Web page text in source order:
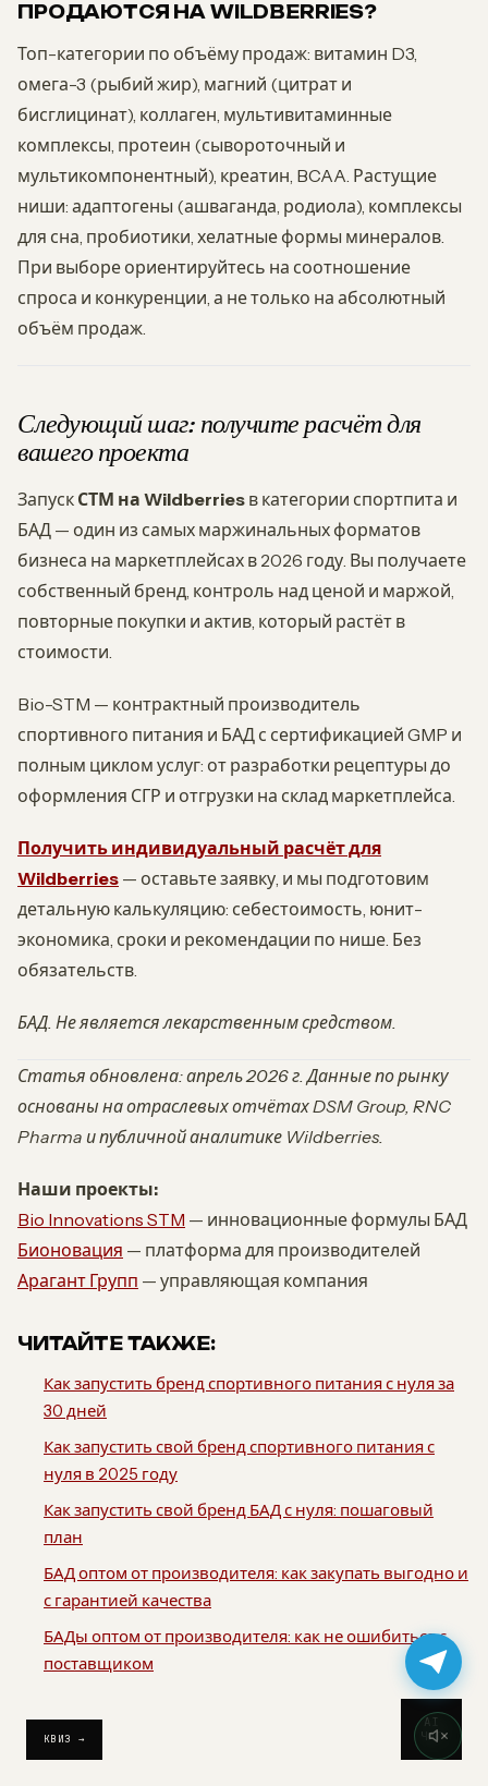
ПРОДАЮТСЯ НА WILDBERRIES?
Топ-категории по объёму продаж: витамин D3,
омега-3 (рыбий жир), магний (цитрат и
бисглицинат), коллаген, мультивитаминные
комплексы, протеин (сывороточный и
мультикомпонентный), креатин, BCAA. Растущие
ниши: адаптогены (ашваганда, родиола), комплексы
для сна, пробиотики, хелатные формы минералов.
При выборе ориентируйтесь на соотношение
спроса и конкуренции, а не только на абсолютный
объём продаж.
Следующий шаг: получите расчёт для
вашего проекта
Запуск СТМ на Wildberries в категории спортпита и
БАД — один из самых маржинальных форматов
бизнеса на маркетплейсах в 2026 году. Вы получаете
собственный бренд, контроль над ценой и маржой,
повторные покупки и актив, который растёт в
стоимости.
Bio-STM — контрактный производитель
спортивного питания и БАД с сертификацией GMP и
полным циклом услуг: от разработки рецептуры до
оформления СГР и отгрузки на склад маркетплейса.
Получить индивидуальный расчёт для
Wildberries — оставьте заявку, и мы подготовим
детальную калькуляцию: себестоимость, юнит-
экономика, сроки и рекомендации по нише. Без
обязательств.
БАД. Не является лекарственным средством.
Статья обновлена: апрель 2026 г. Данные по рынку
основаны на отраслевых отчётах DSM Group, RNC
Pharma и публичной аналитике Wildberries.
Наши проекты:
Bio Innovations STM — инновационные формулы БАД
Бионовация — платформа для производителей
Арагант Групп — управляющая компания
ЧИТАЙТЕ ТАКЖЕ:
Как запустить бренд спортивного питания с нуля за
30 дней
Как запустить свой бренд спортивного питания с
нуля в 2025 году
Как запустить свой бренд БАД с нуля: пошаговый
план
БАД оптом от производителя: как закупать выгодно и
с гарантией качества
БАДы оптом от производителя: как не ошибиться с
поставщиком
КВИЗ →
AI
ЧАТ